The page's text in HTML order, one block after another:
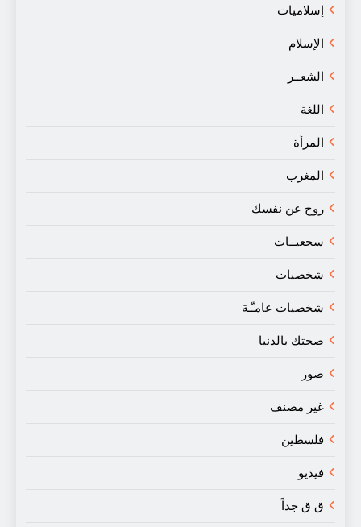
إسلاميات
الإسلام
الشعــر
اللغة
المرأة
المغرب
روح عن نفسك
سجعيــات
شخصيات
شخصيات عامـّـة
صحتك بالدنيا
صور
غير مصنف
فلسطين
فيديو
ق ق جداً